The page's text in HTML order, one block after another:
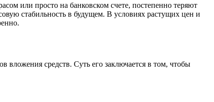
или просто на банковском счете, постепенно теряют
стабильность в будущем. В условиях растущих цен и
средств. Суть его заключается в том, чтобы